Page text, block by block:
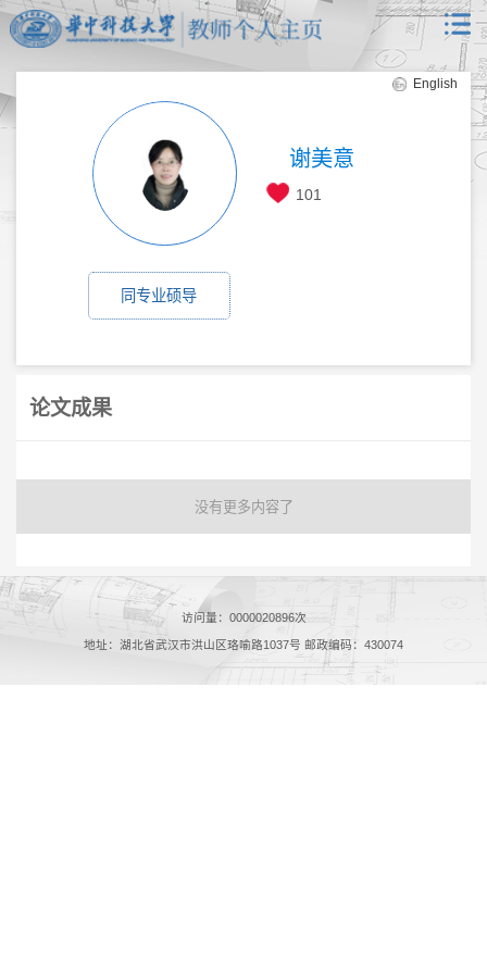
English
谢美意
101
同专业硕导
论文成果
没有更多内容了
访问量： 0000020896次
地址：湖北省武汉市洪山区珞喻路1037号 邮政编码：430074